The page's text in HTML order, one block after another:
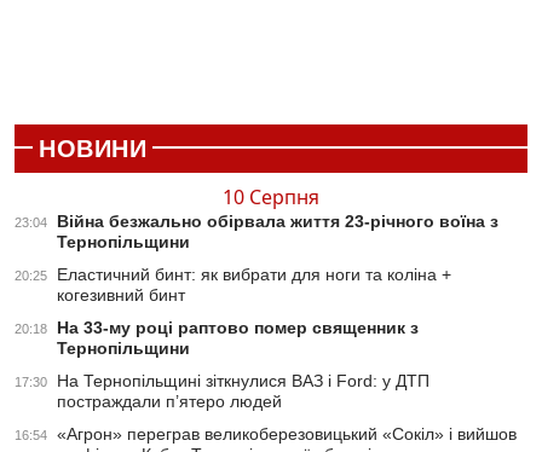
НОВИНИ
10 Серпня
23:04
Війна безжально обірвала життя 23-річного воїна з
Тернопільщини
20:25
Еластичний бинт: як вибрати для ноги та коліна +
когезивний бинт
20:18
На 33-му році раптово помер священник з
Тернопільщини
17:30
На Тернопільщині зіткнулися ВАЗ і Ford: у ДТП
постраждали п’ятеро людей
16:54
«Агрон» переграв великоберезовицький «Сокіл» і вийшов